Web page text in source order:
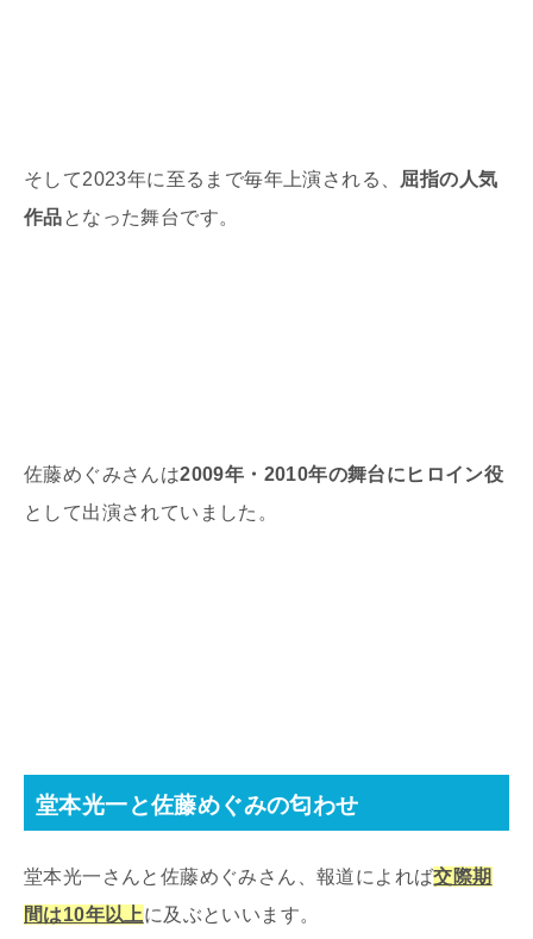
そして2023年に至るまで毎年上演される、 屈指の人気
作品となった舞台です。
佐藤めぐみさんは2009年・2010年の舞台にヒロイン役
として出演されていました。
堂本光一と佐藤めぐみの匂わせ
堂本光一さんと佐藤めぐみさん、報道によれば交際期
間は10年以上に及ぶといいます。